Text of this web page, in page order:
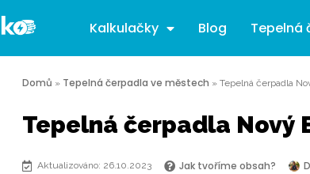
Kalkulačky Blog Tepelná
Domů » Tepelná čerpadla ve městech » Tepelná čerpadla
Tepelná čerpadla Nový
Aktualizováno: 26.10.2023 Jak tvoříme obsah?